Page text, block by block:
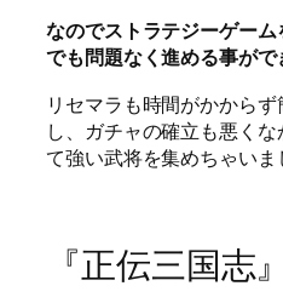
なのでストラテジーゲー
でも問題なく進める事がで
リセマラも時間がかから
し、ガチャの確立も悪く
て強い武将を集めちゃい
『正伝三国志